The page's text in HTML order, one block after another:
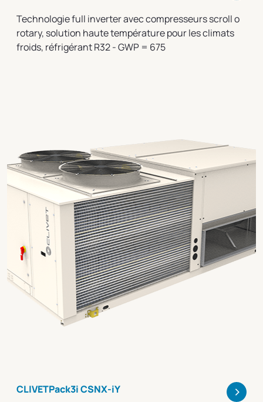
Technologie full inverter avec compresseurs scroll o
rotary, solution haute température pour les climats
froids, réfrigérant R32 - GWP = 675
CLIVETPack3i CSNX-iY >